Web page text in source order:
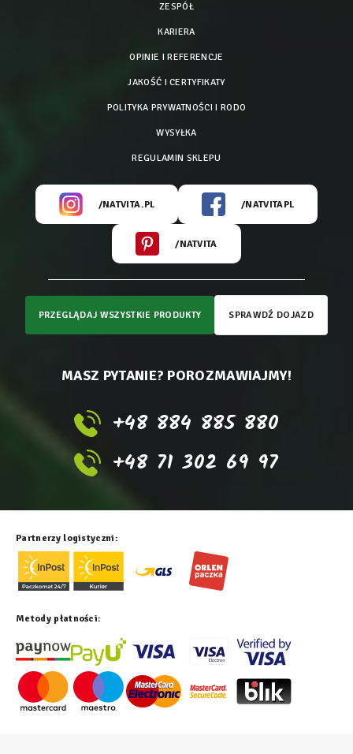
ZESPÓŁ
KARIERA
OPINIE I REFERENCJE
JAKOŚĆ I CERTYFIKATY
POLITYKA PRYWATNOŚCI I RODO
WYSYŁKA
REGULAMIN SKLEPU
/NATVITA.PL /NATVITAPL
/NATVITA
PRZEGLĄDAJ WSZYSTKIE PRODUKTY SPRAWDŹ DOJAZD
MASZ PYTANIE? POROZMAWIAJMY!
+48 884 885 880
+48 71 302 69 97
Partnerzy logistyczni:
Metody płatności: